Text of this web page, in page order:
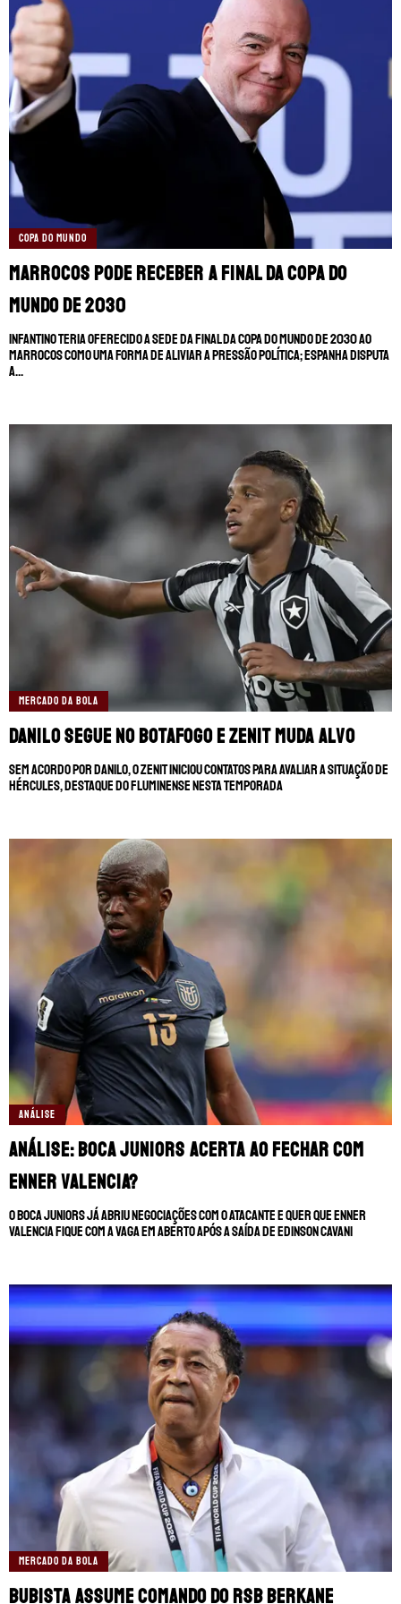
TERMOS E CONDIÇÕES
POLÍTICA DE PRIVACIDADE
POLÍTICA DE COOKIES
POLÍTICA EDITORIAL AD CHOICES
Somos Fanáticos, assim como Futbol Sites, é
uma empresa pertencente à Better
Collective. Todos os direitos reservados.
Aplicam-se os Termos e Condições | Conteúdo
Comercial | Ministério da Fazenda adverte: Aposta não
é investimento.
COPA DO MUNDO
Marrocos pode receber a final da Copa do
Mundo de 2030
Infantino teria oferecido a sede da final da Copa do Mundo de 2030 ao
Marrocos como uma forma de aliviar a pressão política; Espanha disputa
a...
MERCADO DA BOLA
Danilo segue no Botafogo e Zenit muda alvo
Sem acordo por Danilo, o Zenit iniciou contatos para avaliar a situação de
Hércules, destaque do Fluminense nesta temporada
ANÁLISE
Análise: Boca Juniors acerta ao fechar com
Enner Valencia?
O Boca Juniors já abriu negociações com o atacante e quer que Enner
Valencia fique com a vaga em aberto após a saída de Edinson Cavani
MERCADO DA BOLA
Bubista assume comando do RSB Berkane